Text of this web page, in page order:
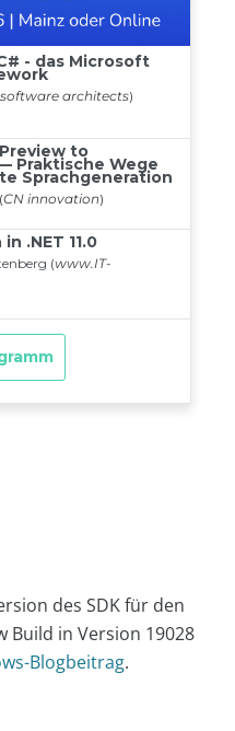
des SDK für den
Build in Version 19028
Blogbeitrag.